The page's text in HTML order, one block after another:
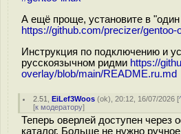
А ещё проще, установите в
https://github.com/precizer/gentoo-
Инструкция по подключению и
русскоязычном ридми https://
overlay/blob/main/README.ru.md
2.51 ,EiLef3Woos (ok), 20:12, 16/07/2026 [
[к модератору]
Теперь оверлей доступен через
каталог. Больше не нужно